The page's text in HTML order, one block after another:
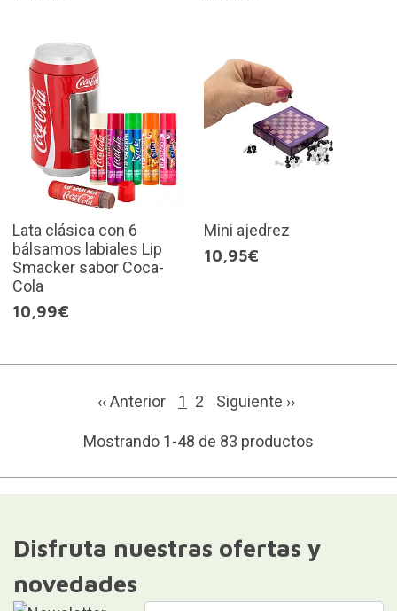
Lata clásica con 6
bálsamos labiales Lip
Smacker sabor Coca-
Cola
10,99€
Mini ajedrez
10,95€
‹‹ Anterior 1 2 Siguiente ››
Mostrando 1-48 de 83 productos
Disfruta nuestras ofertas y
novedades